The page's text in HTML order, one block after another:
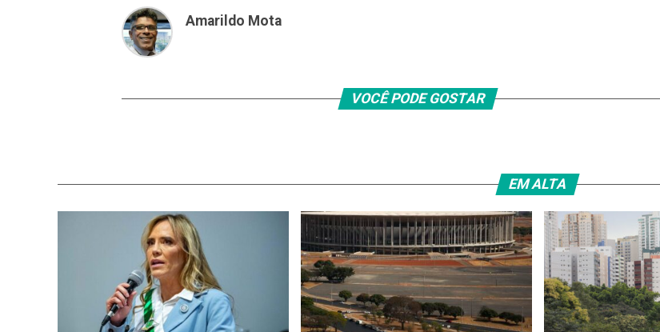
Amarildo Mota
VOCÊ PODE GOSTAR
EM ALTA